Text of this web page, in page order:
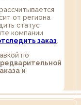
от региона
статус
компании
заказ
по
и